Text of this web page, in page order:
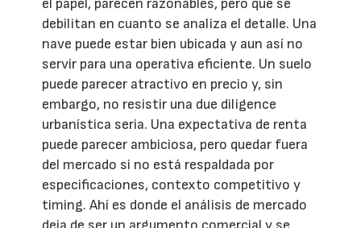
el papel, parecen razonables, pero que se
debilitan en cuanto se analiza el detalle. Una
nave puede estar bien ubicada y aun así no
servir para una operativa eficiente. Un suelo
puede parecer atractivo en precio y, sin
embargo, no resistir una due diligence
urbanística seria. Una expectativa de renta
puede parecer ambiciosa, pero quedar fuera
del mercado si no está respaldada por
especificaciones, contexto competitivo y
timing. Ahí es donde el análisis de mercado